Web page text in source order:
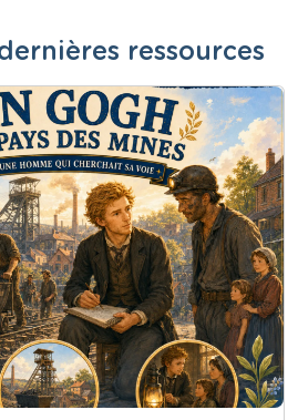
ressources